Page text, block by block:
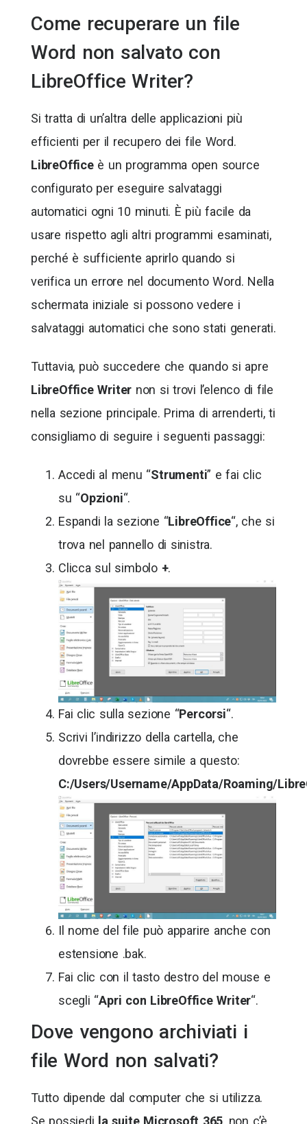
Come recuperare un file
Word non salvato con
LibreOffice Writer?
Si tratta di un’altra delle applicazioni più
efficienti per il recupero dei file Word.
LibreOfficeè un programma open source
configurato per eseguire salvataggi
automatici ogni 10 minuti. È più facile da
usare rispetto agli altri programmi esaminati,
perché è sufficiente aprirlo quando si
verifica un errore nel documento Word. Nella
schermata iniziale si possono vedere i
salvataggi automatici che sono stati generati.
Tuttavia, può succedere che quando si apre
LibreOffice Writer non si trovi l’elenco di file
nella sezione principale. Prima di arrenderti, ti
consigliamo di seguire i seguenti passaggi:
Accedi al menu “Strumenti” e fai clic
su “Opzioni“.
Espandi la sezione “LibreOffice“, che si
trova nel pannello di sinistra.
Clicca sul simbolo +.
Fai clic sulla sezione “Percorsi“.
Scrivi l’indirizzo della cartella, che
dovrebbe essere simile a questo:
C:/Users/Username/AppData/Roaming/
Il nome del file può apparire anche con
estensione .bak.
Fai clic con il tasto destro del mouse e
scegli “Apri con LibreOffice Writer“.
Dove vengono archiviati i
file Word non salvati?
Tutto dipende dal computer che si utilizza.
Se possiedi la suite Microsoft 365 , non c’è